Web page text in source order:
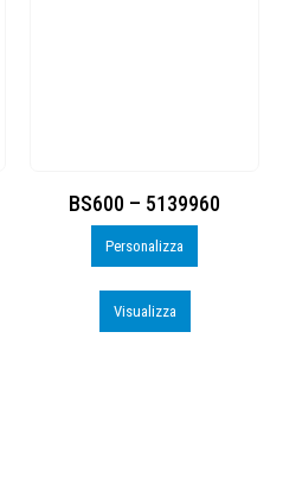
BS600 – 5139960
Personalizza
Visualizza